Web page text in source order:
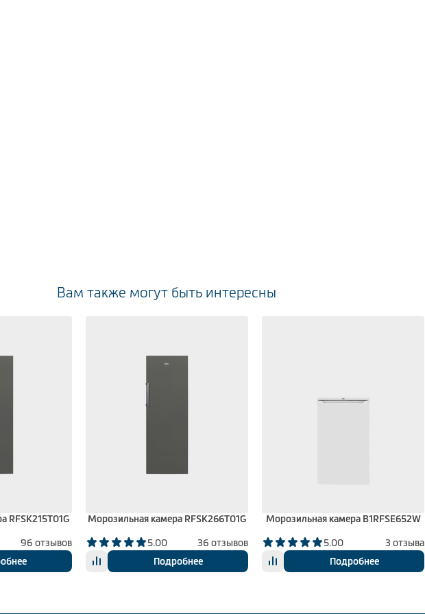
Вам также могут быть интересны
RFSK215T01G
96 отзывов
Морозильная камера RFSK266T01G
5.00
36 отзывов
Подробнее
Морозильная камера B1RFSE652W
5.00
3 отзыва
Подробнее